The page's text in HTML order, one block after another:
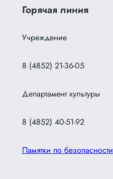
Горячая линия
Учреждение
8 (4852) 21-36-05
Департамент культуры
8 (4852) 40-51-92
Памятки по безопасности